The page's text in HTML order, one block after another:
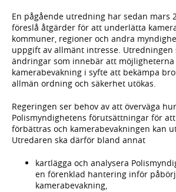
En pågående utredning har sedan mars
föreslå åtgärder för att underlätta
kommuner, regioner och andra
uppgift av allmänt intresse. Utredningen
ändringar som innebär att
kamerabevakning i syfte att bekämpa
allmän ordning och säkerhet utökas.
Regeringen ser behov av att överväga hur
Polismyndighetens förutsättningar för
förbättras och kamerabevakningen kan
Utredaren ska därför bland annat
kartlägga och analysera
en förenklad hantering inför
kamerabevakning,